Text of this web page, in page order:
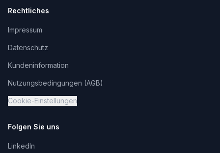
Rechtliches
Impressum
Datenschutz
Kundeninformation
Nutzungsbedingungen (AGB)
Cookie-Einstellungen
Folgen Sie uns
LinkedIn